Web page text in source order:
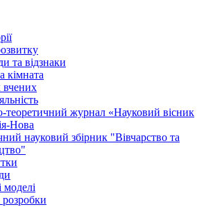
та відзнаки
кімната
вчених
теоретичний журнал «Науковий вісник
Нова
науковий збірник "Вівчарство та
моделі
розробки